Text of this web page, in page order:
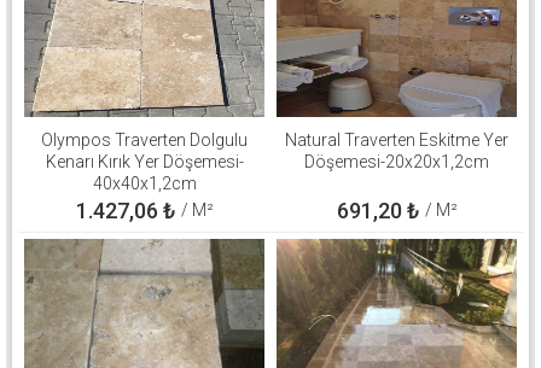
Olympos Traverten Dolgulu
Kenarı Kırık Yer Döşemesi-
40x40x1,2cm
1.427,06 ₺ / M²
Natural Traverten Eskitme Yer
Döşemesi-20x20x1,2cm
691,20₺ / M²